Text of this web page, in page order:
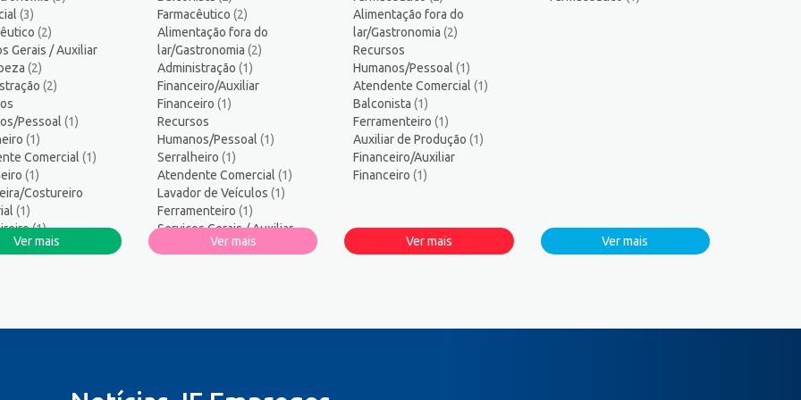
Professor
6
de Educação Infantil
1
1
1
Humanos/Pessoal
3
do Trabalho
2
Diversos
1
técnico de TI
1
Informática
1
Consultor de Vendas
4
(3)
(2)
Gerais / Auxiliar
(2)
(2)
Pessoal (1)
(1)
Comercial (1)
(1)
Costureiro
(1)
(1)
(1)
Ver mais
Farmacêutico (2)
Alimentação fora do
lar/Gastronomia (2)
Administração (1)
Financeiro/Auxiliar
Financeiro (1)
Recursos
Humanos/Pessoal (1)
Serralheiro (1)
Atendente Comercial (1)
Lavador de Veículos (1)
Ferramenteiro (1)
Serviços Gerais / Auxiliar
de Limpeza(1)
Ver mais
Alimentação fora do
lar/Gastronomia(2)
Recursos
Humanos/Pessoal(1)
Atendente Comercial(1)
Balconista(1)
Ferramenteiro(1)
Auxiliar de Produção(1)
Financeiro/Auxiliar
Financeiro(1)
Ver mais Ver mais